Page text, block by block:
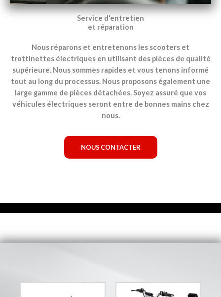
Service d'entretien
et réparation
Nous réparons et entretenons les scooters et
trottinettes électriques en utilisant des pièces de qualité
supérieure. Nous sommes rapides et vous tenons informé
tout au long du processus. Nous proposons également une
large gamme de pièces détachées. Soyez assuré que vos
véhicules électriques seront entre de bonnes mains chez
nous.
NOUS CONTACTER